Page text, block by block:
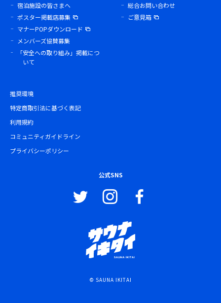
宿泊施設の皆さまへ
ポスター掲載店募集
マナーPOPダウンロード
メンバーズ協賛募集
「安全への取り組み」掲載につ
いて
総合お問い合わせ
ご意見箱
推奨環境
特定商取引法に基づく表記
利用規約
コミュニティガイドライン
プライバシーポリシー
公式SNS
© SAUNA IKITAI